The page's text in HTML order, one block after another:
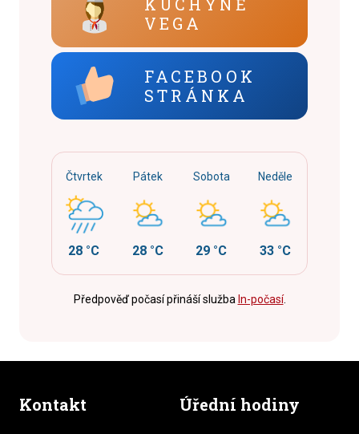
VEGA
FACEBOOK
STRÁNKA
Čtvrtek
28 °C
Pátek
28 °C
Sobota
29 °C
Neděle
33 °C
Předpověď počasí přináší služba In-počasí.
Kontakt Úřední hodiny